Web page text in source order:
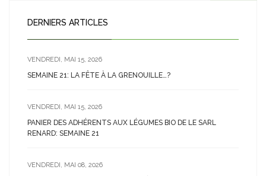
DERNIERS ARTICLES
VENDREDI, MAI 15, 2026
SEMAINE 21: LA FÊTE À LA GRENOUILLE…?
VENDREDI, MAI 15, 2026
PANIER DES ADHÉRENTS AUX LÉGUMES BIO DE LE SARL
RENARD: SEMAINE 21
VENDREDI, MAI 08, 2026